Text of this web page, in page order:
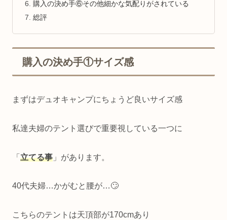
購入の決め手⑥その他細かな気配りがされている
総評
購入の決め手①サイズ感
まずはデュオキャンプにちょうど良いサイズ感
私達夫婦のテント選びで重要視している一つに
「 立てる事 」があります。
40代夫婦…かがむと腰が…🙄
こちらのテントは天頂部が170cmあり